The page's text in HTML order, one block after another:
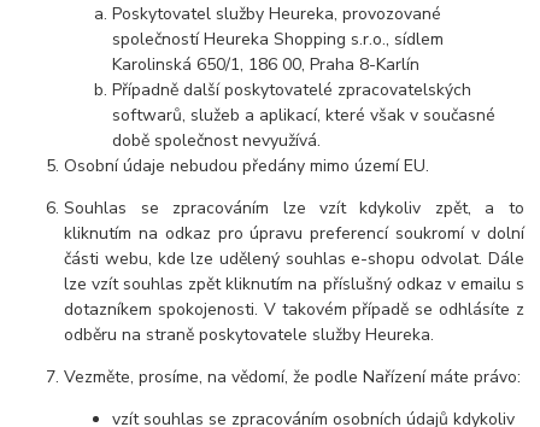
Poskytovatel služby Heureka, provozované
společností Heureka Shopping s.r.o., sídlem
Karolinská 650/1, 186 00, Praha 8-Karlín
Případně další poskytovatelé zpracovatelských
softwarů, služeb a aplikací, které však v současné
době společnost nevyužívá.
Osobní údaje nebudou předány mimo území EU.
Souhlas se zpracováním lze vzít kdykoliv zpět, a to
kliknutím na odkaz pro úpravu preferencí soukromí v dolní
části webu, kde lze udělený souhlas e-shopu odvolat. Dále
lze vzít souhlas zpět kliknutím na příslušný odkaz v emailu s
dotazníkem spokojenosti. V takovém případě se odhlásíte z
odběru na straně poskytovatele služby Heureka.
Vezměte, prosíme, na vědomí, že podle Nařízení máte právo:
vzít souhlas se zpracováním osobních údajů kdykoliv